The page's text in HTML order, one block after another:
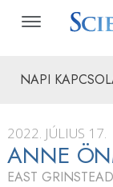
NAPI
2022. JÚLIUS 17.
ANNE
EAST